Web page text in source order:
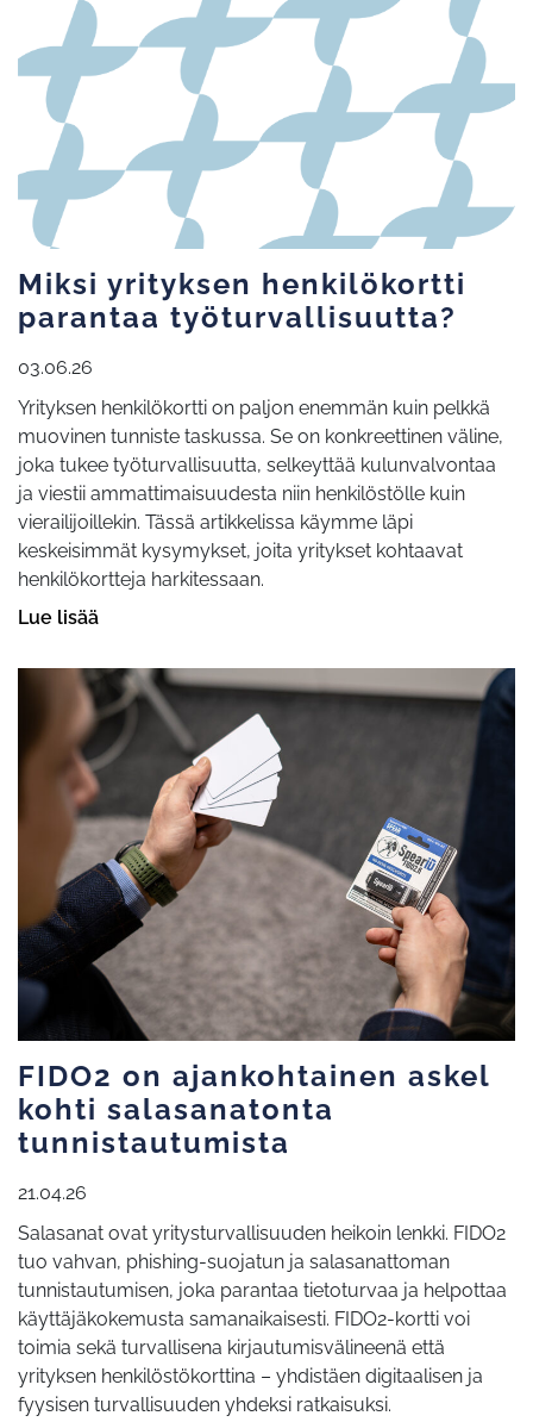
Miksi yrityksen henkilökortti
parantaa työturvallisuutta?
03.06.26
Yrityksen henkilökortti on paljon enemmän kuin pelkkä
muovinen tunniste taskussa. Se on konkreettinen väline,
joka tukee työturvallisuutta, selkeyttää kulunvalvontaa
ja viestii ammattimaisuudesta niin henkilöstölle kuin
vierailijoillekin. Tässä artikkelissa käymme läpi
keskeisimmät kysymykset, joita yritykset kohtaavat
henkilökortteja harkitessaan.
Lue lisää
FIDO2 on ajankohtainen askel
kohti salasanatonta
tunnistautumista
21.04.26
Salasanat ovat yritysturvallisuuden heikoin lenkki. FIDO2
tuo vahvan, phishing-suojatun ja salasanattoman
tunnistautumisen, joka parantaa tietoturvaa ja helpottaa
käyttäjäkokemusta samanaikaisesti. FIDO2-kortti voi
toimia sekä turvallisena kirjautumisvälineenä että
yrityksen henkilöstökorttina – yhdistäen digitaalisen ja
fyysisen turvallisuuden yhdeksi ratkaisuksi.